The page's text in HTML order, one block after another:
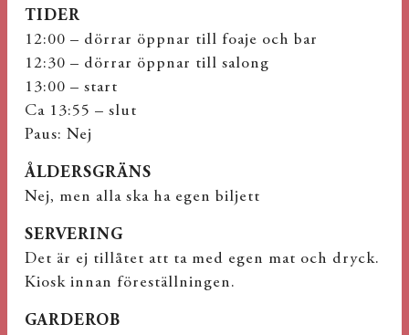
TIDER
12:00 – dörrar öppnar till foaje och bar
12:30 – dörrar öppnar till salong
13:00 – start
Ca 13:55 – slut
Paus: Nej
ÅLDERSGRÄNS
Nej, men alla ska ha egen biljett
SERVERING
Det är ej tillåtet att ta med egen mat och dryck.
Kiosk innan föreställningen.
GARDEROB